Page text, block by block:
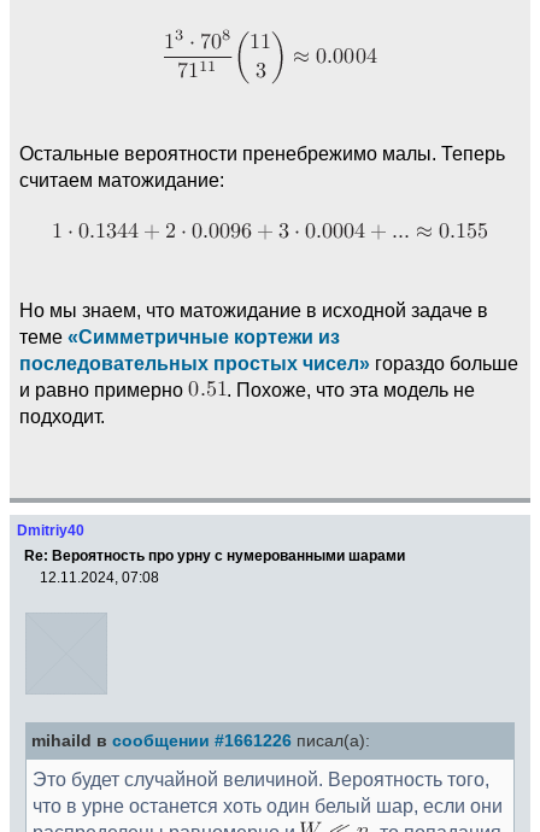
Остальные вероятности пренебрежимо малы. Теперь
считаем матожидание:
Но мы знаем, что матожидание в исходной задаче в
теме «Симметричные кортежи из
последовательных простых чисел» гораздо больше
и равно примерно
. Похоже, что эта модель не
подходит.
Dmitriy40
Re: Вероятность про урну с нумерованными шарами
12.11.2024, 07:08
mihaild в сообщении #1661226 писал(а):
Это будет случайной величиной. Вероятность того,
что в урне останется хоть один белый шар, если они